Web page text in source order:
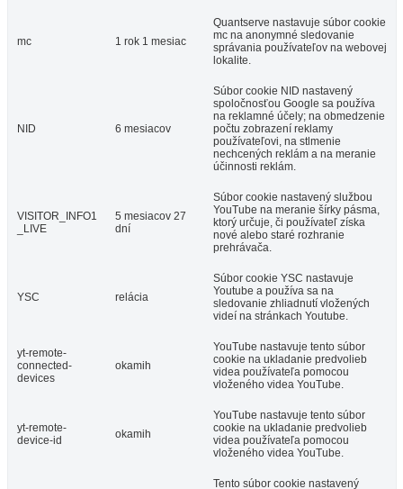
mc 1 rok 1 mesiac
Quantserve nastavuje súbor cookie
mc na anonymné sledovanie
správania používateľov na webovej
lokalite.
NID 6 mesiacov
Súbor cookie NID nastavený
spoločnosťou Google sa používa
na reklamné účely; na obmedzenie
počtu zobrazení reklamy
používateľovi, na stlmenie
nechcených reklám a na meranie
účinnosti reklám.
VISITOR_INFO1
_LIVE
5 mesiacov 27
dní
Súbor cookie nastavený službou
YouTube na meranie šírky pásma,
ktorý určuje, či používateľ získa
nové alebo staré rozhranie
prehrávača.
YSC relácia
Súbor cookie YSC nastavuje
Youtube a používa sa na
sledovanie zhliadnutí vložených
videí na stránkach Youtube.
yt-remote-
connected-
devices
okamih
YouTube nastavuje tento súbor
cookie na ukladanie predvolieb
videa používateľa pomocou
vloženého videa YouTube.
yt-remote-
device-id
okamih
YouTube nastavuje tento súbor
cookie na ukladanie predvolieb
videa používateľa pomocou
vloženého videa YouTube.
Tento súbor cookie nastavený